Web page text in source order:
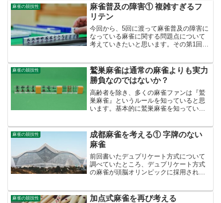
があります。符計算との兼ね合いもあり
ますが、満貫以上になれば...
麻雀の競技性
麻雀普及の障害① 複雑すぎるフ
リテン
今回から、5回に渡って麻雀普及の障害に
なっている麻雀に関する問題点について
考えていきたいと思います。その第1回目
フリテンの事例を解説します。状況は、
オーラスの西家で東が...
麻雀の競技性
鷲巣麻雀は通常の麻雀よりも実力
勝負なのではないか？
高齢者を除き、多くの麻雀ファンは『鷲
巣麻雀』というルールを知っていると思
います。基本的に鷲巣麻雀を知っている
カギ』に登場したもので、4つの同じ牌の
内3つが硝子で出来てい...
麻雀の競技性
成都麻雀を考える① 字牌のない
麻雀
前回書いたデュプリケート方式について
調べていたところ、デュプリケート方式
の麻雀が頭脳オリンピックに採用される
チ麻雀）、国際式（中国麻雀）と共に、
麻雀の競技性 加点式麻雀を再び考える